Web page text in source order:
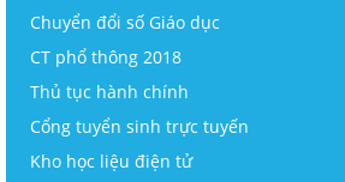
Chuyển đổi số Giáo dục
CT phổ thông 2018
Thủ tục hành chính
Cổng tuyển sinh trực tuyến
Kho học liệu điện tử